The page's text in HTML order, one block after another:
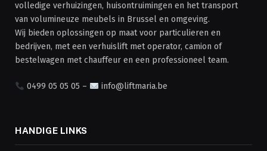
volledige verhuizingen, huisontruimingen en het transport
van volumineuze meubels in Brussel en omgeving.
Wij bieden oplossingen op maat voor particulieren en
bedrijven, met een verhuislift met operator, camion of
bestelwagen met chauffeur en een professioneel team.
0499 05 05 05 – info@liftmaria.be
HANDIGE LINKS